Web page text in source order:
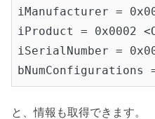
iManufacturer =
iProduct = 0x0002
iSerialNumber =
bNumConfigurations
と、情報も取得できます。